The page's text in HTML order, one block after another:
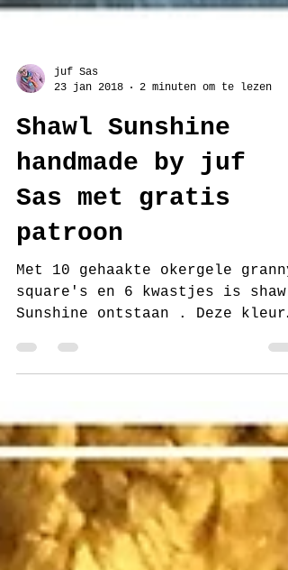
juf Sas
23 jan 2018
2 minuten om te lezen
Shawl Sunshine
handmade by juf
Sas met gratis
patroon
Met 10 gehaakte okergele granny
Sunshine ontstaan . Deze kleur
past super mooi bij mijn nieuwe